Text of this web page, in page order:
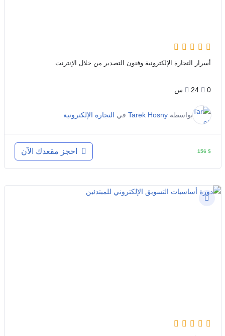
أسرار التجارة الإلكترونية وفنون التصدير من خلال الإنترنت
0 24س
بواسطةTarek Hosny في التجارة الإلكترونية
156 $ احجز مقعدك الآن